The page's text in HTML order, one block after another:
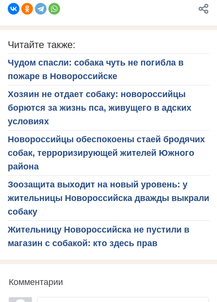
Читайте также:
Чудом спасли: собака чуть не погибла в
пожаре в Новороссийске
Хозяин не отдает собаку: новороссийцы
борются за жизнь пса, живущего в адских
условиях
Новороссийцы обеспокоены стаей бродячих
собак, терроризирующей жителей Южного
района
Зоозащита выходит на новый уровень: у
жительницы Новороссийска дважды выкрали
собаку
Жительницу Новороссийска не пустили в
магазин с собакой: кто здесь прав
Комментарии